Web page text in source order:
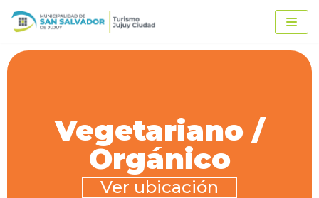
Ir
al
contenido
Vegetariano /
Orgánico
Ver ubicación